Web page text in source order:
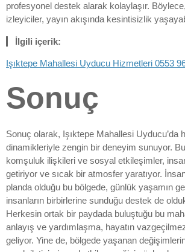
profesyonel destek alarak kolaylaşır.
izleyiciler, yayın akışında kesintisizlik
İlgili içerik:
Işıktepe Mahallesi Uyducu Hizmetleri 0553
Sonuç
Sonuç olarak, Işıktepe Mahallesi Uyducu’da
dinamikleriyle zengin bir deneyim sunuyor.
komşuluk ilişkileri ve sosyal etkileşimler,
getiriyor ve sıcak bir atmosfer yaratıyor.
planda olduğu bu bölgede, günlük yaşamın
insanların birbirlerine sunduğu destek de
Herkesin ortak bir paydada buluştuğu bu
anlayış ve yardımlaşma, hayatın
geliyor. Yine de, bölgede yaşanan